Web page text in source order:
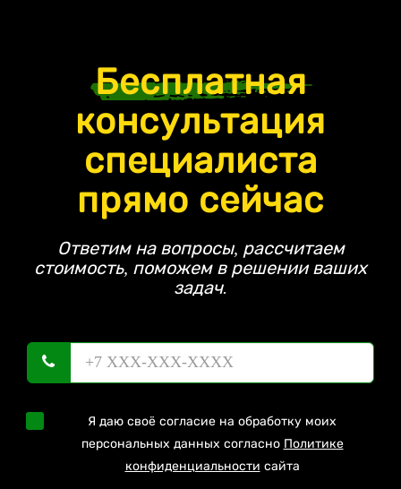
Бесплатная
консультация
специалиста
прямо сейчас
Ответим на вопросы, рассчитаем
стоимость, поможем в решении ваших
задач.
Я даю своё согласие на обработку моих
персональных данных согласно Политике
конфиденциальности сайта